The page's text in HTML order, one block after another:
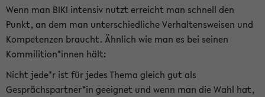
Wenn man BIKI intensiv nutzt erreicht man schnell den
Punkt, an dem man unterschiedliche Verhaltensweisen und
Kompetenzen braucht. Ähnlich wie man es bei seinen
Kommilition*innen hält:
Nicht jede*r ist für jedes Thema gleich gut als
Gesprächspartner*in geeignet und wenn man die Wahl hat,